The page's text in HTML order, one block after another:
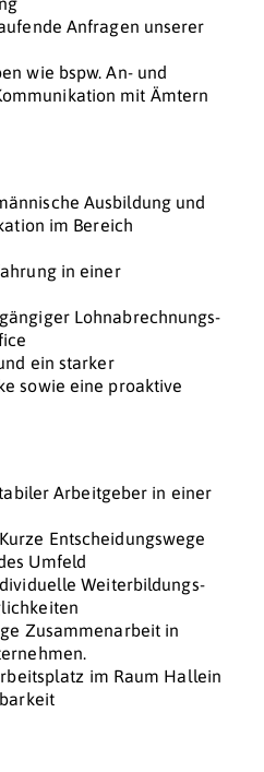
Anfragen unserer
wie bspw. An- und
mit Ämtern
Ausbildung und
im Bereich
in einer
Lohnabrechnungs-
ein starker
sowie eine proaktive
Arbeitgeber in einer
Entscheidungswege
Umfeld
Weiterbildungs-
Zusammenarbeit in
im Raum Hallein